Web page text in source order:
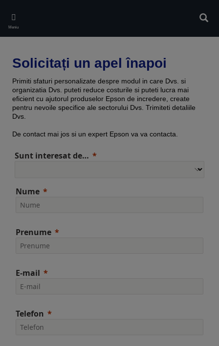
main
content
Meniu
Solicitați un apel înapoi
Primiti sfaturi personalizate despre modul in care Dvs. si
organizatia Dvs. puteti reduce costurile si puteti lucra mai
eficient cu ajutorul produselor Epson de incredere, create
pentru nevoile specifice ale sectorului Dvs. Trimiteti detaliile
Dvs.
De contact mai jos si un expert Epson va va contacta.
Sunt interesat de…
Nume
Prenume
E-mail
Telefon